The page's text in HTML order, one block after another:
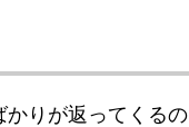
かりが返ってくるの